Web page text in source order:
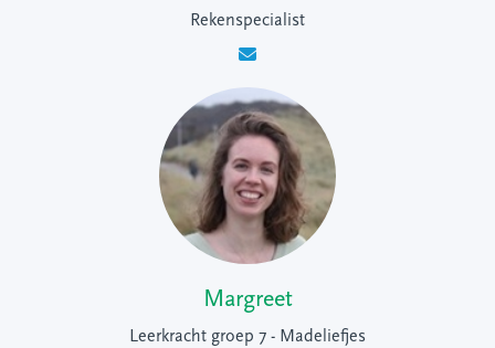
Rekenspecialist
Margreet
Leerkracht groep 7 - Madeliefjes